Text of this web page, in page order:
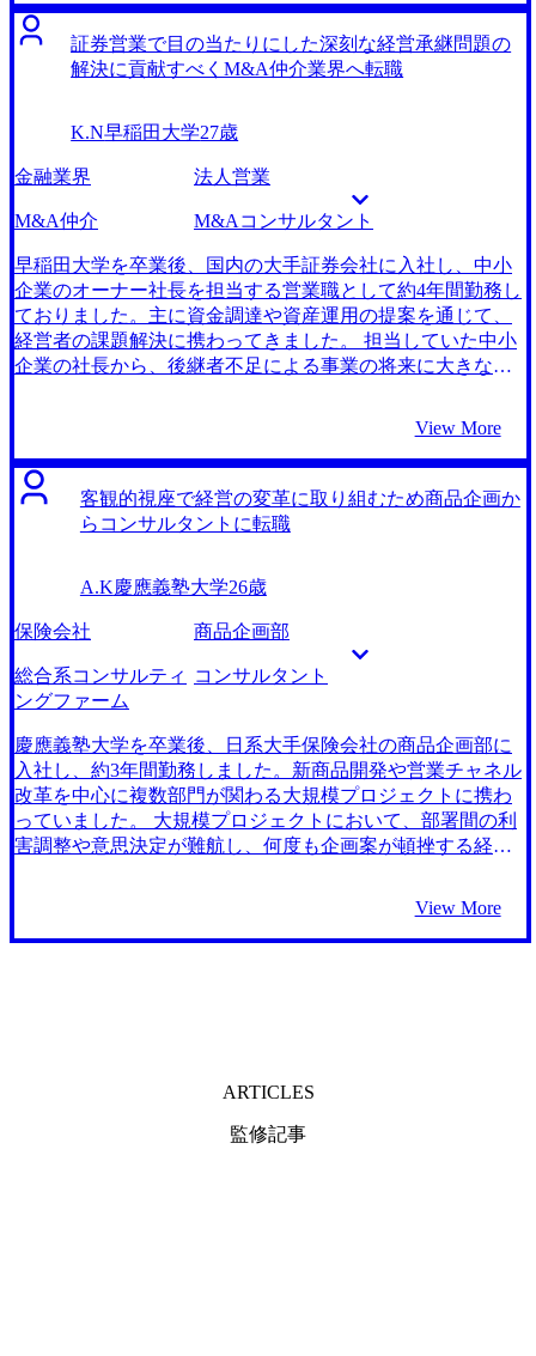
した。我々証券営業は、資金調達の提案はできても、経営
の根幹に関わる戦略面での具体的な支援ができず、もどか
しさを感じることが多い毎日でした。そのため、経営課題
の経営課題に横断的に関わり、戦略立案から実行支援まで
携われる点に魅力を感じました。私の課題意識である「経
営の根幹課題に寄り添う」という志向と合致しており、自
分自身も成長できる環境だと考えました。特に、MyVision
のエージェントからコンサルティングファームの実情や現
役経験者の話を聞く機会を得て、具体的なイメージを持て
たことが、転職を決心する後押しとなりました。 大手エー
ジェントとMyVisionの2社と面談を行いました。 MyVisionは
多数のコンサルティングファームに精通しており、自分の
目指す環境に転職できる可能性が高いと感じたためです。
介していただき、それぞれの特徴も具体的に教えてもらえ
ました。自分の希望や適性に合ったファームを見つけられ
ると思い、MyVisionにお願いしました。 面接対策でマンツ
ーマンの丁寧な指導を受けられたことが非常にありがたか
ったです。証券営業での経験をコンサルティング業務にど
務プロセスや経験を論理的に説明する方法を繰り返し練習
MyVisionでコンサルティングファームの実情やコンサル経
験者のエージェントの話を聞く機会があり、コンサルティ
ングファームへの転職を決心することができたことです。
転職活動を始めた当初は、実際のコンサルティング現場の
話を聞く機会が少なく、なかなかコンサルタントに決め打
ちして転職活動を進めていいものか悩んでいました。しか
し、コンサルタントの実情を知り、自分の志向とマッチし
ていると確信できたので、迷うことなく転職活動を進める
ことができました。 転職活動の前提となる業界知識の習得
力が必要だと感じました。 転職前は年収600万円、転職後は
年収650万円となりました。
証券営業で目の当たりにした深刻な経営承継問題の
解決に貢献すべくM&A仲介業界へ転職
K.N早稲田大学27歳
金融業界 法人営業
M&A仲介 M&Aコンサルタント
早稲田大学を卒業後、国内の大手証券会社に入社し、中小
企業のオーナー社長を担当する営業職として約4年間勤務し
ておりました。主に資金調達や資産運用の提案を通じて、
経営者の課題解決に携わってきました。 担当していた中小
企業の社長から、後継者不足による事業の将来に大きな不
ぐか」「誰に任せるか」という根本的な経営課題に対して
は明確な解決策を提供できず、もどかしさを感じていまし
た。会社の存続に関わる深刻な問題に寄り添いながらも手
が差し伸べられないことに悩み、経営者の最終的な決断を
仲介業は、経営承継問題の「出口」を作り、経営者と買い
手を結びつける極めて重要な役割を担う仕事であると考え
たからです。証券営業で培った財務知識や顧客折衝力を活
かしつつ、企業の未来を左右する重大な局面に直接関われ
る点に魅力を感じました。 大手とMyVisionの2社です。 最
軽に相談できたからです。証券営業よりも深い専門知識や
バイタリティが必要となるが、転職しても続けられるの
か？などの不安を抱えていました。しかし、横見さんに
M&A仲介業への転職事例を教えていただきながら、実情を
共有してもらえたことで自分もやっていけるという前向き
れまでの営業経験をM&A仲介業務の文脈でどう説明する
か、自分の言葉で論理的に伝える方法を何度も練習できた
持っています。 最初は面接で予想外の質問が来た時に上手
く返せていませんでした。しかし、面接練習を繰り返すう
ちに次に来る質問をパターン化して予測することができる
View More
客観的視座で経営の変革に取り組むため商品企画か
らコンサルタントに転職
A.K慶應義塾大学26歳
保険会社 商品企画部
総合系コンサルティ
ングファーム
コンサルタント
慶應義塾大学を卒業後、日系大手保険会社の商品企画部に
入社し、約3年間勤務しました。新商品開発や営業チャネル
改革を中心に複数部門が関わる大規模プロジェクトに携わ
っていました。 大規模プロジェクトにおいて、部署間の利
害調整や意思決定が難航し、何度も企画案が頓挫する経験
意図を伝えるだけで多くの時間を割くことになりました。
この経験から、組織横断的な調整や変革推進の難しさを痛
ら、クライアントの複雑な課題を整理し解決に導くスキル
を磨ける点に魅力を感じました。特に、変革推進や利害調
整に強みのあるファームであれば、保険業界で培った企画
View More
ARTICLES
監修記事